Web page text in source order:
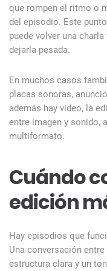
que rompen el ritmo o
del episodio. Este
puede volver una
dejarla pesada.
En muchos casos
placas sonoras,
además hay video, la
entre imagen y sonido,
multiformato.
Cuándo
edición
Hay episodios que
Una conversación
estructura clara y un